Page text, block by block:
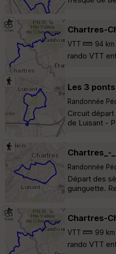
Chartres-
VTT 94 km
rando VTT
Les 3
Randonnée
Circuit
de Luisant -
Chartres_-
Randonnée
Départ des
guinguette.
Chartres-
VTT 99
rando VTT